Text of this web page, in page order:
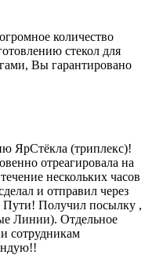
количество
стекол для
Вы гарантировано
ЯрСтёкла (триплекс)!
отреагировала на
нескольких часов
и отправил через
Пути! Получил посылку ,
Линии). Отдельное
сотрудникам